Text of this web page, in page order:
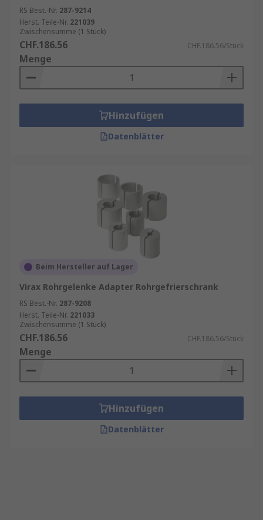
RS Best.-Nr. 287-9214
Herst. Teile-Nr. 221039
Zwischensumme (1 Stück)
CHF.186.56 CHF.186.56/Stück
Menge
Hinzufügen
Datenblätter
Beim Hersteller auf Lager
Virax Rohrgelenke Adapter Rohrgefrierschrank
RS Best.-Nr. 287-9208
Herst. Teile-Nr. 221033
Zwischensumme (1 Stück)
CHF.186.56 CHF.186.56/Stück
Menge
Hinzufügen
Datenblätter